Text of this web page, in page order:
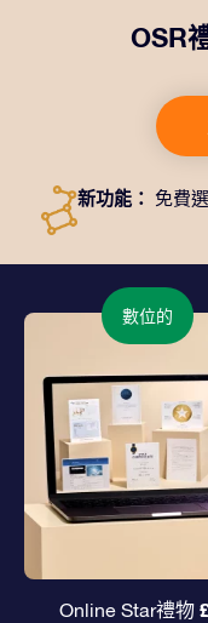
OSR
一個精美的信封、
文件以及免費應用
新功能： 免費
數位的
Online Star禮物